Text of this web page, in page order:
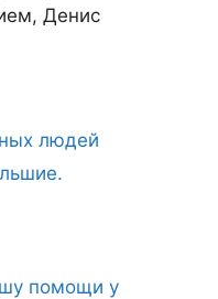
Денис
людей
помощи у